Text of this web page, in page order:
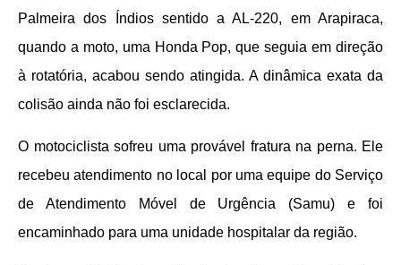
Palmeira dos Índios sentido a AL-220, em Arapiraca,
quando a moto, uma Honda Pop, que seguia em direção
à rotatória, acabou sendo atingida. A dinâmica exata da
colisão ainda não foi esclarecida.
O motociclista sofreu uma provável fratura na perna. Ele
recebeu atendimento no local por uma equipe do Serviço
de Atendimento Móvel de Urgência (Samu) e foi
encaminhado para uma unidade hospitalar da região.